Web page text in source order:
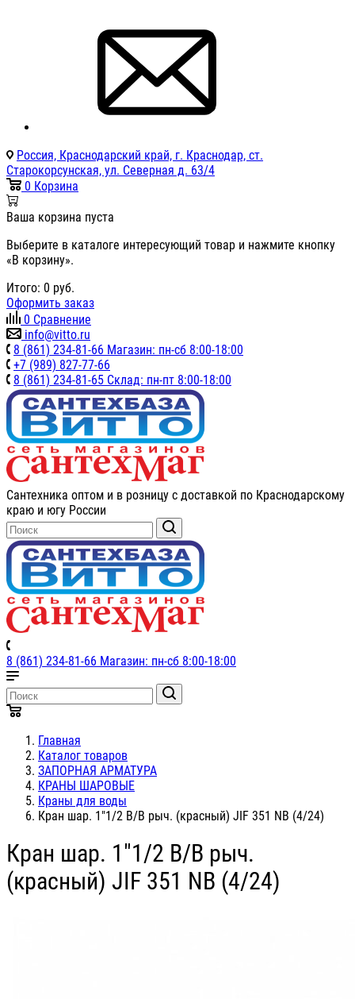
Россия, Краснодарский край, г. Краснодар, ст.
Старокорсунская, ул. Северная д. 63/4
0 Корзина
Ваша корзина пуста
Выберите в каталоге интересующий товар и нажмите кнопку
«В корзину».
Итого: 0 руб.
Оформить заказ
0 Сравнение
info@vitto.ru
8 (861) 234-81-66 Магазин: пн-сб 8:00-18:00
+7 (989) 827-77-66
8 (861) 234-81-65 Склад: пн-пт 8:00-18:00
Сантехника оптом и в розницу с доставкой по Краснодарскому
краю и югу России
8 (861) 234-81-66 Магазин: пн-сб 8:00-18:00
Главная
Каталог товаров
ЗАПОРНАЯ АРМАТУРА
КРАНЫ ШАРОВЫЕ
Краны для воды
Кран шар. 1"1/2 В/В рыч. (красный) JIF 351 NB (4/24)
Кран шар. 1"1/2 В/В рыч.
(красный) JIF 351 NB (4/24)